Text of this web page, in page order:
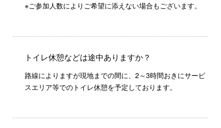
※ご参加人数によりご希望に添えない場合もございます。
トイレ休憩などは途中ありますか？
路線によりますが現地までの間に、2～3時間おきにサービ
スエリア等でのトイレ休憩を予定しております。